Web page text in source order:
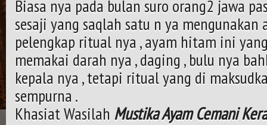
Biasa nya pada bulan suro orang2 jawa
sesaji yang saqlah satu n ya
pelengkap ritual nya , ayam hitam ini
memakai darah nya , daging , bulu nya
kepala nya , tetapi ritual yang di
sempurna .
Khasiat Wasilah Mustika Ayam Cemani